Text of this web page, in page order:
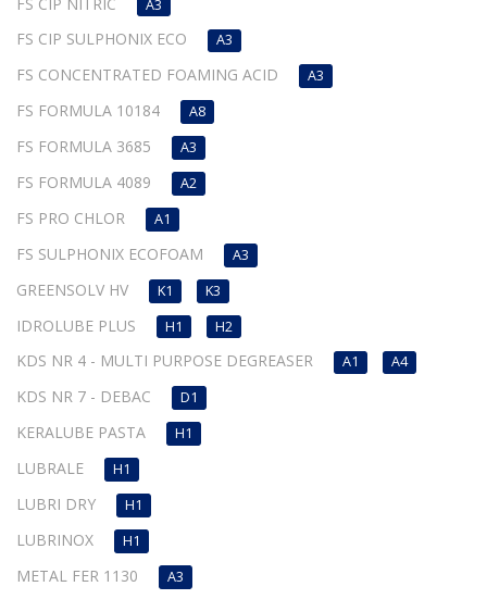
A3
FS CIP SULPHONIX ECO A3
FS CONCENTRATED FOAMING ACID A3
FS FORMULA 10184 A8
FS FORMULA 3685 A3
FS FORMULA 4089 A2
FS PRO CHLOR A1
FS SULPHONIX ECOFOAM A3
GREENSOLV HV K1 K3
IDROLUBE PLUS H1 H2
KDS NR 4 - MULTI PURPOSE DEGREASER A1 A4
KDS NR 7 - DEBAC D1
KERALUBE PASTA H1
LUBRALE H1
LUBRI DRY H1
LUBRINOX H1
METAL FER 1130 A3